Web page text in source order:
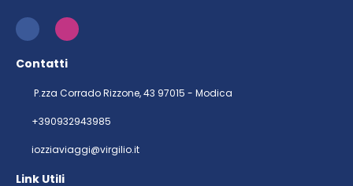
Contatti
P.zza Corrado Rizzone, 43 97015 - Modica
+390932943985
iozziaviaggi@virgilio.it
Link Utili